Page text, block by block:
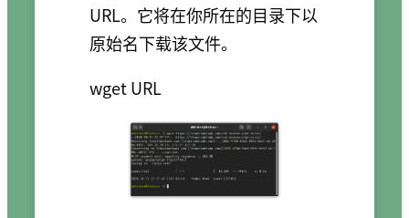
URL。它将在你所在的目录下以
原始名下载该文件。